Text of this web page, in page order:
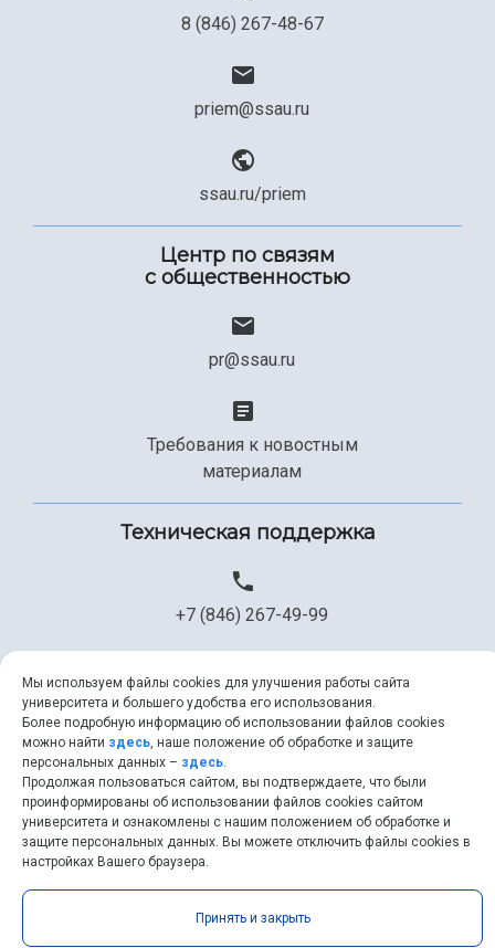
8 (846) 267-48-67
priem@ssau.ru
ssau.ru/priem
Центр по связям
с общественностью
pr@ssau.ru
Требования к новостным
материалам
Техническая поддержка
+7 (846) 267-49-99
help@ssau.ru
Самарский университет © 2026 |ssau.ru|ssau@ssau.ru
RSS|API
Мы используем файлы cookies для улучшения работы сайта
университета и большего удобства его использования.
Более подробную информацию об использовании файлов cookies
можно найти здесь, наше положение об обработке и защите
персональных данных – здесь.
Продолжая пользоваться сайтом, вы подтверждаете, что были
проинформированы об использовании файлов cookies сайтом
университета и ознакомлены с нашим положением об обработке и
защите персональных данных. Вы можете отключить файлы cookies в
настройках Вашего браузера.
Принять и закрыть